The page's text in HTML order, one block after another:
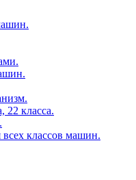
класса.
классов машин.